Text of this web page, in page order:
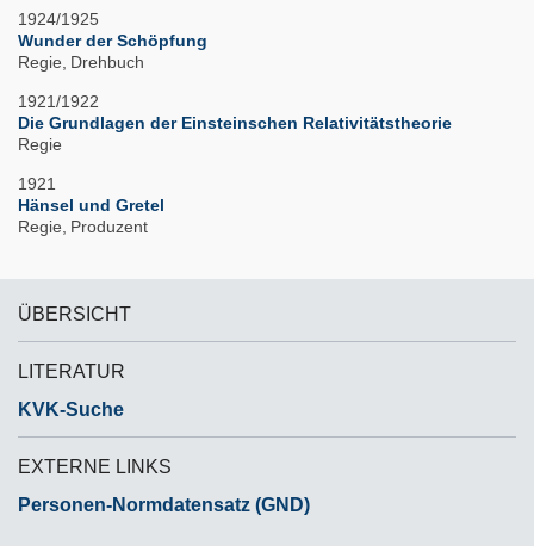
1924/1925
Wunder der Schöpfung
Regie Drehbuch
1921/1922
Die Grundlagen der Einsteinschen Relativitätstheorie
Regie
1921
Hänsel und Gretel
Regie Produzent
ÜBERSICHT
LITERATUR
KVK-Suche
EXTERNE LINKS
Personen-Normdatensatz (GND)